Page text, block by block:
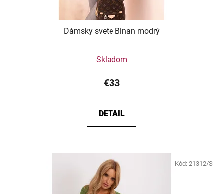
Dámsky svete Binan modrý
Skladom
€33
DETAIL
Kód: 21312/S